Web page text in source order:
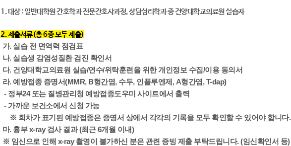
1. 대상 : 일반대학원 간호학과 전문간호사과정, 상담심리학과 중 건양대학교의료원 실습자
2. 제출서류(총 6종 모두 제출)
가. 실습 전 면역력 점검표
나. 실 습생 감염성질환 검진 확인서
다. 건양대학교의료원 실습/연수/위탁훈련을 위한 개인정보 수집/이용 동의서
라. 예방접종 증명서(MMR, B형간염, 수두, 인플루엔제, A형간염, T-dap)
- 정부24 또는 질병관리청 예방접종도우미 사이트에서 출력
- 가까운 보건소에서 신청 가능
※ 회차가 표기된 예방접종은 증명서 상에서 각각의 기록을 모두 확인할 수 있어야 합니다.
마. 흉부 x-ray 검사 결과 (최근 6개월 이내)
※ 임신으로 인해 x-ray 촬영이 불가하신 분은 관련 증빙 제출 부탁드립니다. (임신확인서 등)